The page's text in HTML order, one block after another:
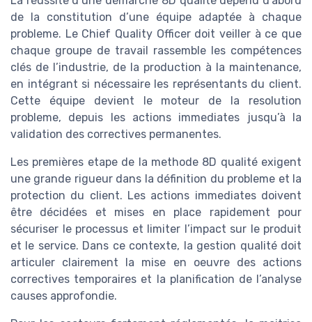
de la constitution d’une équipe adaptée à chaque
probleme. Le Chief Quality Officer doit veiller à ce que
chaque groupe de travail rassemble les compétences
clés de l’industrie, de la production à la maintenance,
en intégrant si nécessaire les représentants du client.
Cette équipe devient le moteur de la resolution
probleme, depuis les actions immediates jusqu’à la
validation des correctives permanentes.
Les premières etape de la methode 8D qualité exigent
une grande rigueur dans la définition du probleme et la
protection du client. Les actions immediates doivent
être décidées et mises en place rapidement pour
sécuriser le processus et limiter l’impact sur le produit
et le service. Dans ce contexte, la gestion qualité doit
articuler clairement la mise en oeuvre des actions
correctives temporaires et la planification de l’analyse
causes approfondie.